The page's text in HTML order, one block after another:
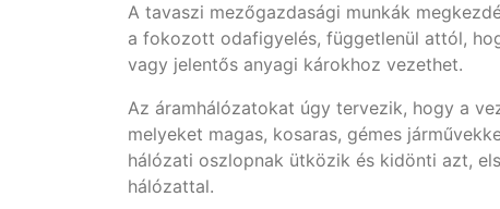
A tavaszi mezőgazdasági munkák
a fokozott odafigyelés, függetlenül attól,
vagy jelentős anyagi károkhoz vezethet.
Az áramhálózatokat úgy tervezik, hogy a
melyeket magas, kosaras, gémes
hálózati oszlopnak ütközik és kidönti azt,
hálózattal.